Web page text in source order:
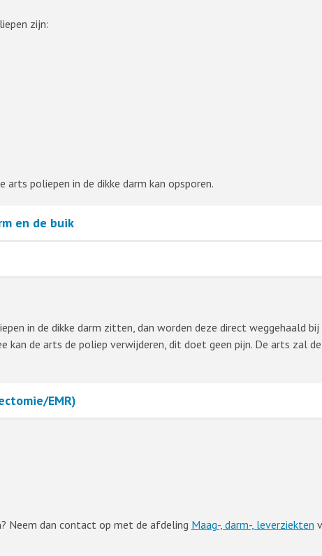
zijn:
poliepen in de dikke darm kan opsporen.
en de buik
in de dikke darm zitten, dan worden deze direct weggehaald
kan de arts de poliep verwijderen, dit doet geen pijn. De arts zal
EMR)
Neem dan contact op met de afdeling Maag-, darm-, leverziekten